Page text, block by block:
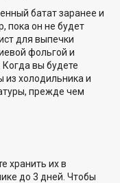
батат заранее и
пока он не будет
для выпечки
фольгой и
Когда вы будете
из холодильника и
прежде чем
хранить их в
до 3 дней. Чтобы